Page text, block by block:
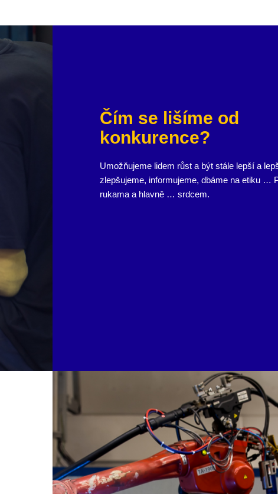
Čím se lišíme od
konkurence?
Umožňujeme lidem růst a být stále lepší a
zlepšujeme, informujeme, dbáme na etiku …
rukama a hlavně … srdcem.